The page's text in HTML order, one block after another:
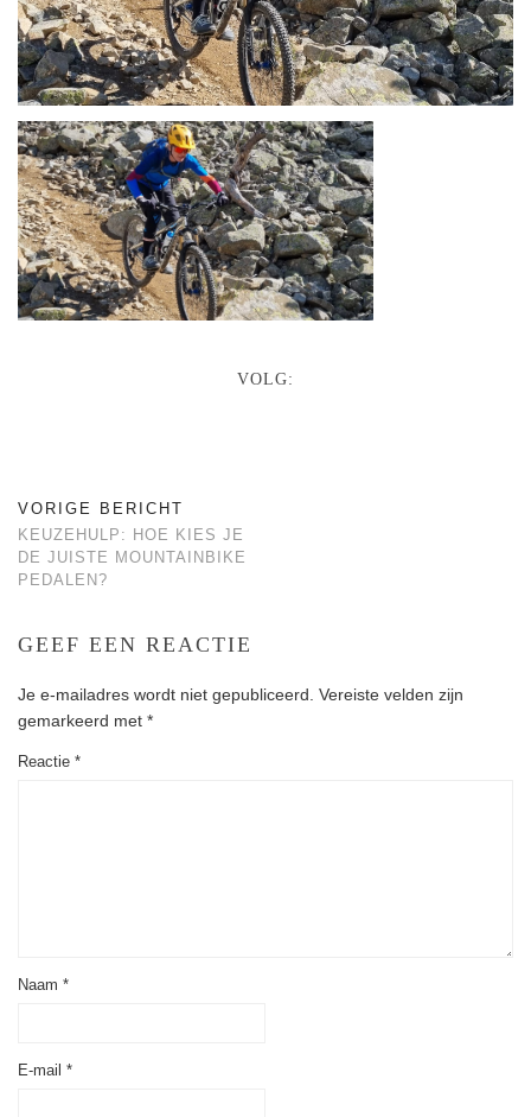
VOLG:
VORIGE BERICHT
KEUZEHULP: HOE KIES JE
DE JUISTE MOUNTAINBIKE
PEDALEN?
GEEF EEN REACTIE
Je e-mailadres wordt niet gepubliceerd. Vereiste velden zijn
gemarkeerd met *
Reactie *
Naam *
E-mail *